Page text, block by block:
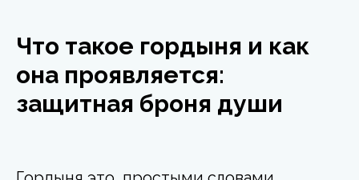
Что такое гордыня и как
она проявляется:
защитная броня души